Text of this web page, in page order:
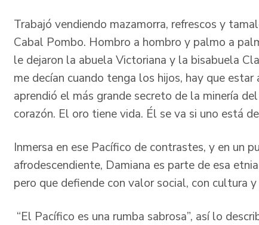
Trabajó vendiendo mazamorra, refrescos y
Cabal Pombo. Hombro a hombro y palmo a
le dejaron la abuela Victoriana y la bisabuela
me decían cuando tenga los hijos, hay que
aprendió el más grande secreto de la minería
corazón. El oro tiene vida. Él se va si uno está
Inmersa en ese Pacífico de contrastes, y en un
afrodescendiente, Damiana es parte de esa
pero que defiende con valor social, con cultura
“El Pacífico es una rumba sabrosa”, así lo